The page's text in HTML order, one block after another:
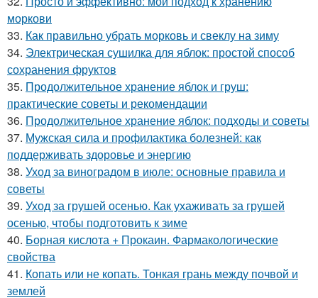
моркови
33. Как правильно убрать морковь и свеклу на зиму
34. Электрическая сушилка для яблок: простой способ
сохранения фруктов
35. Продолжительное хранение яблок и груш:
практические советы и рекомендации
36. Продолжительное хранение яблок: подходы и советы
37. Мужская сила и профилактика болезней: как
поддерживать здоровье и энергию
38. Уход за виноградом в июле: основные правила и
советы
39. Уход за грушей осенью. Как ухаживать за грушей
осенью, чтобы подготовить к зиме
40. Борная кислота + Прокаин. Фармакологические
свойства
41. Копать или не копать. Тонкая грань между почвой и
землей